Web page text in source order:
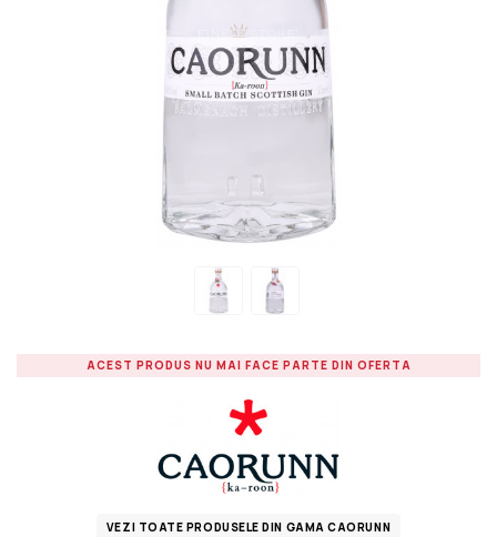
ACEST PRODUS NU MAI FACE PARTE DIN OFERTA
VEZI TOATE PRODUSELE DIN GAMA CAORUNN